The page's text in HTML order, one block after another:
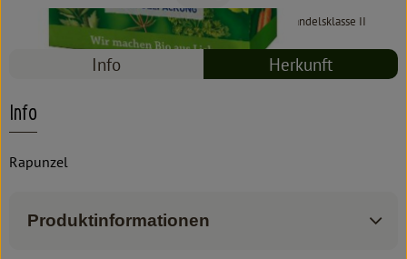
#7315 4,99 € / 500 g 9,98 €/ kg 7% MwSt Handelsklasse II
Info Herkunft
Info
Rapunzel
Produktinformationen